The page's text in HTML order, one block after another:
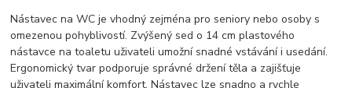
Nástavec na WC je vhodný zejména pro seniory nebo osoby s
omezenou pohyblivostí. Zvýšený sed o 14 cm plastového
nástavce na toaletu uživateli umožní snadné vstávání i usedání.
Ergonomický tvar podporuje správné držení těla a zajišťuje
uživateli maximální komfort. Nástavec lze snadno a rychle